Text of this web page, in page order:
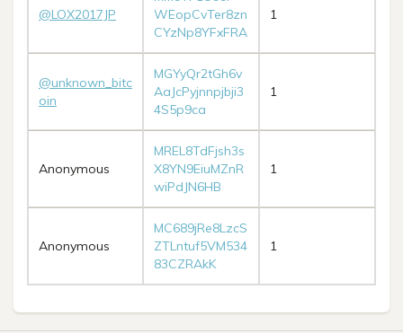
@LOX2017JP
WEopCvTer8zn
CYzNp8YFxFRA
1
@unknown_bitc
oin
MGYyQr2tGh6v
AaJcPyjnnpjbji3
4S5p9ca
1
Anonymous
MREL8TdFjsh3s
X8YN9EiuMZnR
wiPdJN6HB
1
Anonymous
MC689jRe8LzcS
ZTLntuf5VM534
83CZRAkK
1